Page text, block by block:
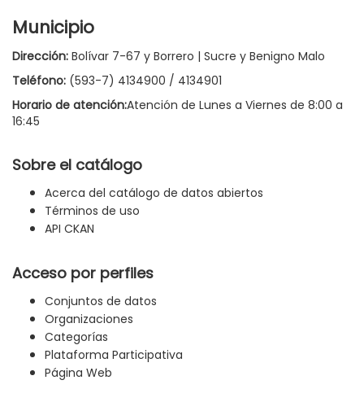
Municipio
Dirección: Bolívar 7-67 y Borrero | Sucre y Benigno Malo
Teléfono: (593-7) 4134900 / 4134901
Horario de atención:Atención de Lunes a Viernes de 8:00 a
16:45
Sobre el catálogo
Acerca del catálogo de datos abiertos
Términos de uso
API CKAN
Acceso por perfiles
Conjuntos de datos
Organizaciones
Categorías
Plataforma Participativa
Página Web